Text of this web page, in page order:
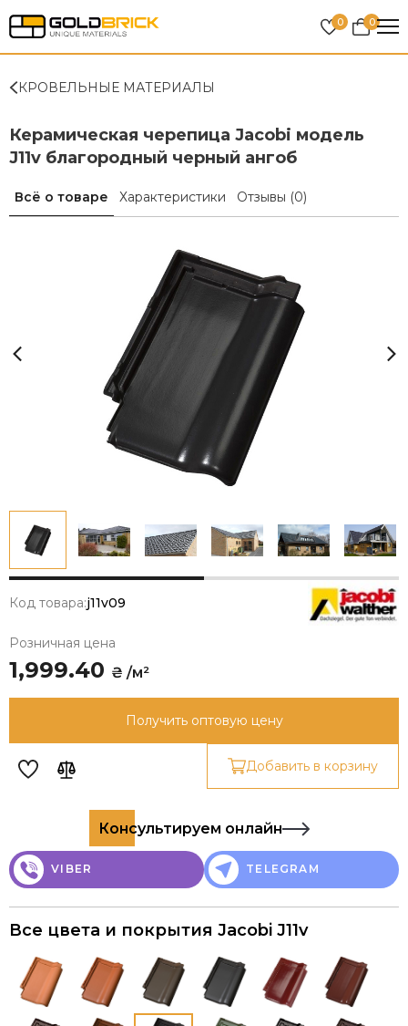
0 0
КРОВЕЛЬНЫЕ МАТЕРИАЛЫ
Керамическая черепица Jacobi модель
J11v благородный черный ангоб
Всё о товаре Характеристики Отзывы (0)
Код товара:j11v09
Розничная цена
1,999.40 ₴ /м²
Получить оптовую цену
Добавить в корзину
Консультируем онлайн
VIBER TELEGRAM
Все цвета и покрытия Jacobi J11v